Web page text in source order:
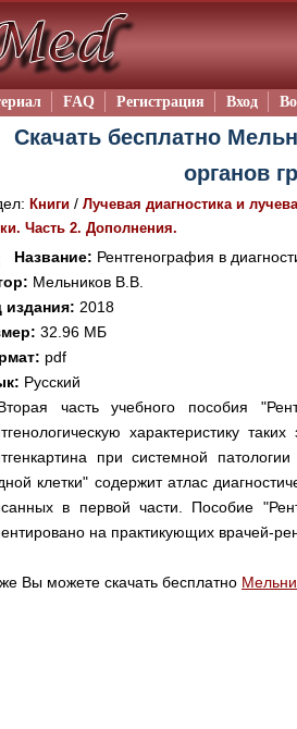
FAQ Регистрация Вход
Скачать бесплатно
органов
Книги / Лучевая диагностика и
Часть 2. Дополнения.
Название: Рентгенография в
Мельников В.В.
издания: 2018
32.96 МБ
pdf
Русский
часть учебного пособия
характеристику
при системной
клетки" содержит атлас
в первой части. Пособие
на практикующих врачей-
Вы можете скачать бесплатно